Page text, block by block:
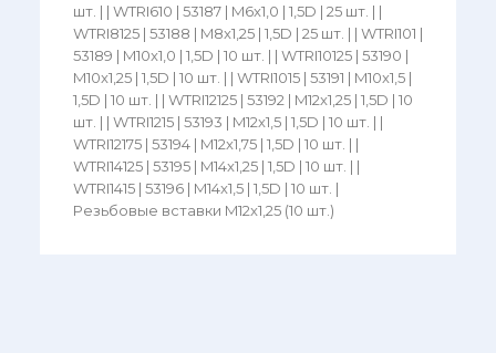
шт. | | WTRI610 | 53187 | M6x1,0 | 1,5D | 25 шт. | |
WTRI8125 | 53188 | M8x1,25 | 1,5D | 25 шт. | | WTRI101 |
53189 | M10x1,0 | 1,5D | 10 шт. | | WTRI10125 | 53190 |
M10x1,25 | 1,5D | 10 шт. | | WTRI1015 | 53191 | M10x1,5 |
1,5D | 10 шт. | | WTRI12125 | 53192 | M12x1,25 | 1,5D | 10
шт. | | WTRI1215 | 53193 | M12x1,5 | 1,5D | 10 шт. | |
WTRI12175 | 53194 | M12x1,75 | 1,5D | 10 шт. | |
WTRI14125 | 53195 | M14x1,25 | 1,5D | 10 шт. | |
WTRI1415 | 53196 | M14x1,5 | 1,5D | 10 шт. |
Резьбовые вставки M12x1,25 (10 шт.)